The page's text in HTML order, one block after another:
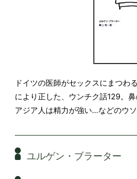
ドイツの医師がセックスにまつわ
により正した、ウンチク話129。
アジア人は精力が強い…などのウソ
ユルゲン・ブラーター